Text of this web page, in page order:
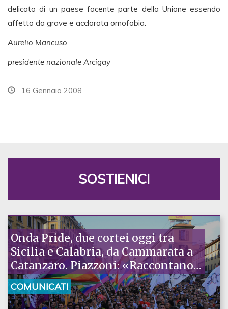
delicato di un paese facente parte della Unione essendo
affetto da grave e acclarata omofobia.
Aurelio Mancuso
presidente nazionale Arcigay
16 Gennaio 2008
SOSTIENICI
Onda Pride, due cortei oggi tra
Sicilia e Calabria, da Cammarata a
Catanzaro. Piazzoni: «Raccontano
la nostra ostinazione»
COMUNICATI